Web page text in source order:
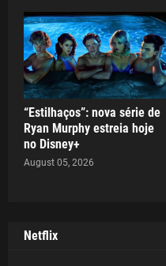
“Estilhaços”: nova série de
Ryan Murphy estreia hoje
no Disney+
August 05, 2026
Netflix